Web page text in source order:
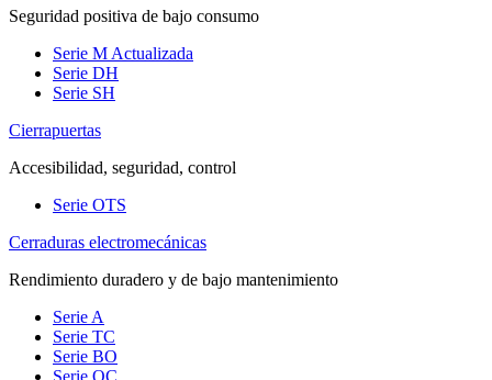
Seguridad positiva de bajo consumo
Serie M Actualizada
Serie DH
Serie SH
Cierrapuertas
Accesibilidad, seguridad, control
Serie OTS
Cerraduras electromecánicas
Rendimiento duradero y de bajo mantenimiento
Serie A
Serie TC
Serie BO
Serie OC